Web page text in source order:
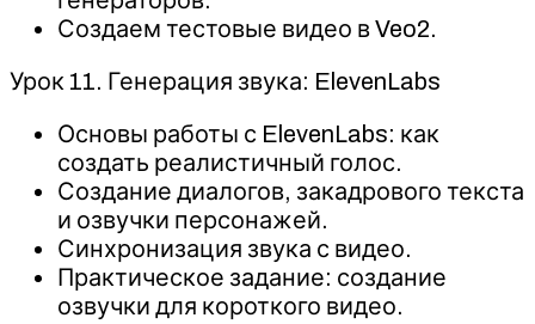
Создаем тестовые видео в Veo2.
Урок 11. Генерация звука: ElevenLabs
Основы работы с ElevenLabs: как
создать реалистичный голос.
Создание диалогов, закадрового текста
и озвучки персонажей.
Синхронизация звука с видео.
Практическое задание: создание
озвучки для короткого видео.